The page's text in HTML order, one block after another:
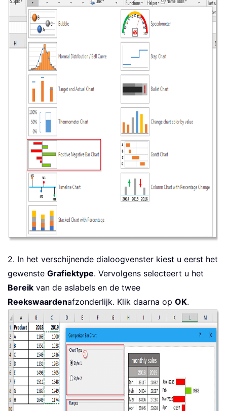
2. In het verschijnende dialoogvenster kiest u eerst het
gewenste Grafiektype. Vervolgens selecteert u het
Bereik van de aslabels en de twee
Reekswaardenafzonderlijk. Klik daarna op OK.